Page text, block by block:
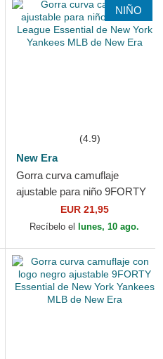
NIÑO
(4.9)
New Era
Gorra curva camuflaje
ajustable para niño 9FORTY
League Essential de New
York Yankees MLB de New
EUR 21,95
Recíbelo el lunes, 10 ago.